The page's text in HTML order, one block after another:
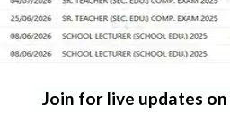
Join for live updates on